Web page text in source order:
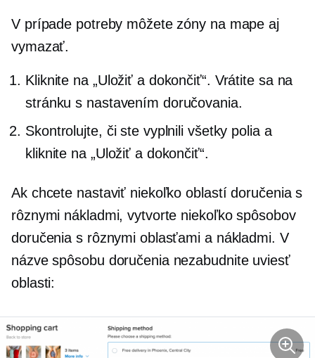
V prípade potreby môžete zóny na mape aj
vymazať.
Kliknite na „Uložiť a dokončiť“. Vrátite sa na
stránku s nastavením doručovania.
Skontrolujte, či ste vyplnili všetky polia a
kliknite na „Uložiť a dokončiť“.
Ak chcete nastaviť niekoľko oblastí doručenia s
rôznymi nákladmi, vytvorte niekoľko spôsobov
doručenia s rôznymi oblasťami a nákladmi. V
názve spôsobu doručenia nezabudnite uviesť
oblasti: